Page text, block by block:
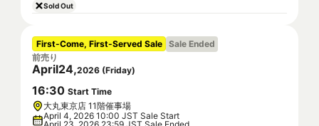
Sold Out
First-Come, First-Served Sale Sale Ended
前売り
April24,2026 (Friday)
16:30 Start Time
大丸東京店 11階催事場
April 4, 2026 10:00 JST Sale Start